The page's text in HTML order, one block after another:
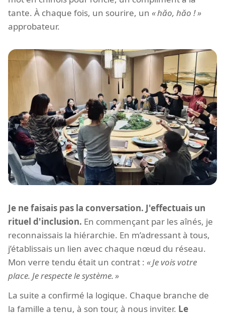
tante. À chaque fois, un sourire, un
hǎo, hǎo !
approbateur.
Je ne faisais pas la conversation. J'effectuais un
rituel d'inclusion. En commençant par les aînés, je
reconnaissais la hiérarchie. En m’adressant à tous,
j’établissais un lien avec chaque nœud du réseau.
Mon verre tendu était un contrat :
Je vois votre
place. Je respecte le système.
La suite a confirmé la logique. Chaque branche de
la famille a tenu, à son tour, à nous inviter. Le